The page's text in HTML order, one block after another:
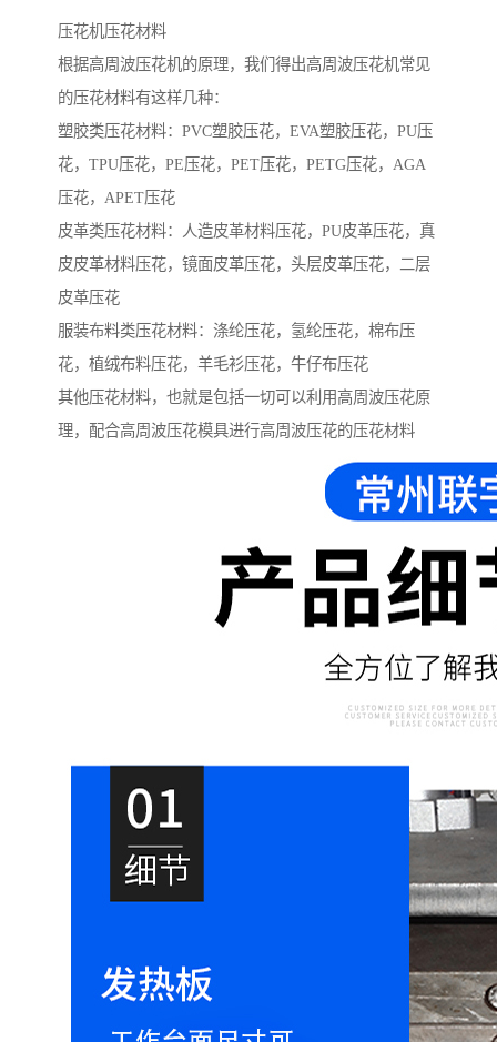
压花机压花材料
根据高周波压花机的原理，我们得出高周波压花机常见
的压花材料有这样几种：
塑胶类压花材料：PVC塑胶压花，EVA塑胶压花，PU压
花，TPU压花，PE压花，PET压花，PETG压花，AGA
压花，APET压花
皮革类压花材料：人造皮革材料压花，PU皮革压花，真
皮皮革材料压花，镜面皮革压花，头层皮革压花，二层
皮革压花
服装布料类压花材料：涤纶压花，氢纶压花，棉布压
花，植绒布料压花，羊毛衫压花，牛仔布压花
其他压花材料，也就是包括一切可以利用高周波压花原
理，配合高周波压花模具进行高周波压花的压花材料